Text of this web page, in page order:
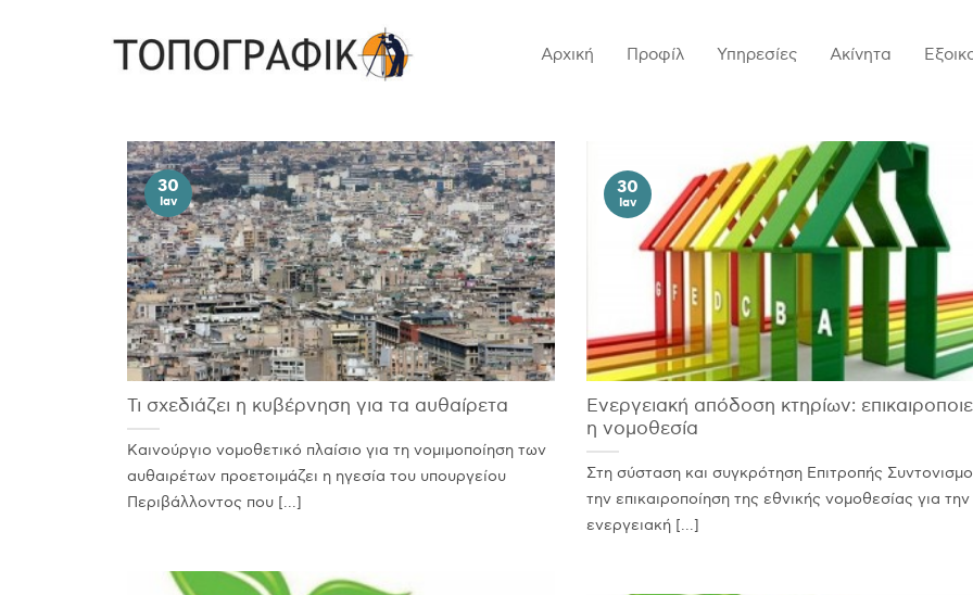
Αρχική Προφίλ Υπηρεσίες Ακίνητα
Τι σχεδιάζει η κυβέρνηση για τα αυθαίρετα
Καινούργιο νομοθετικό πλαίσιο για τη νομιμοποίηση των
αυθαιρέτων προετοιμάζει η ηγεσία του υπουργείου
Περιβάλλοντος που [...]
30
Ιαν
Ενεργειακή απόδοση κτηρίων:
η νομοθεσία
Στη σύσταση και συγκρότηση Επιτροπής
την επικαιροποίηση της εθνικής νοµοθεσίας για την
ενεργειακή [...]
30
Ιαν